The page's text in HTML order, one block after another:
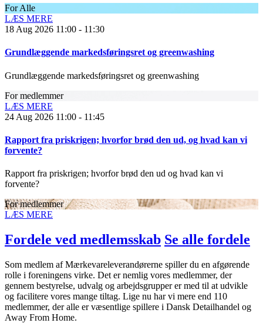
For Alle
LÆS MERE
18 Aug 2026 11:00 - 11:30
Grundlæggende markedsføringsret og greenwashing
Grundlæggende markedsføringsret og greenwashing
For medlemmer
LÆS MERE
24 Aug 2026 11:00 - 11:45
Rapport fra priskrigen; hvorfor brød den ud, og hvad kan vi
forvente?
Rapport fra priskrigen; hvorfor brød den ud og hvad kan vi
forvente?
For medlemmer
LÆS MERE
Fordele ved medlemsskab Se alle fordele
Som medlem af Mærkevareleverandørerne spiller du en afgørende
rolle i foreningens virke. Det er nemlig vores medlemmer, der
gennem bestyrelse, udvalg og arbejdsgrupper er med til at udvikle
og facilitere vores mange tiltag. Lige nu har vi mere end 110
medlemmer, der alle er væsentlige spillere i Dansk Detailhandel og
Away From Home.